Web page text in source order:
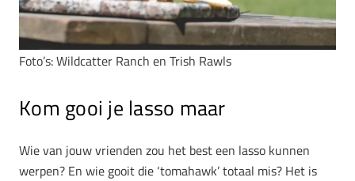
Foto’s:Wildcatter Ranch en Trish Rawls
Kom gooi je lasso maar
Wie van jouw vrienden zou het best een lasso kunnen
werpen? En wie gooit die ‘tomahawk’ totaal mis? Het is